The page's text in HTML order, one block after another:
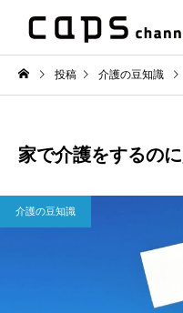
投稿 介護の豆知識
家で介護をするの
介護の豆知識